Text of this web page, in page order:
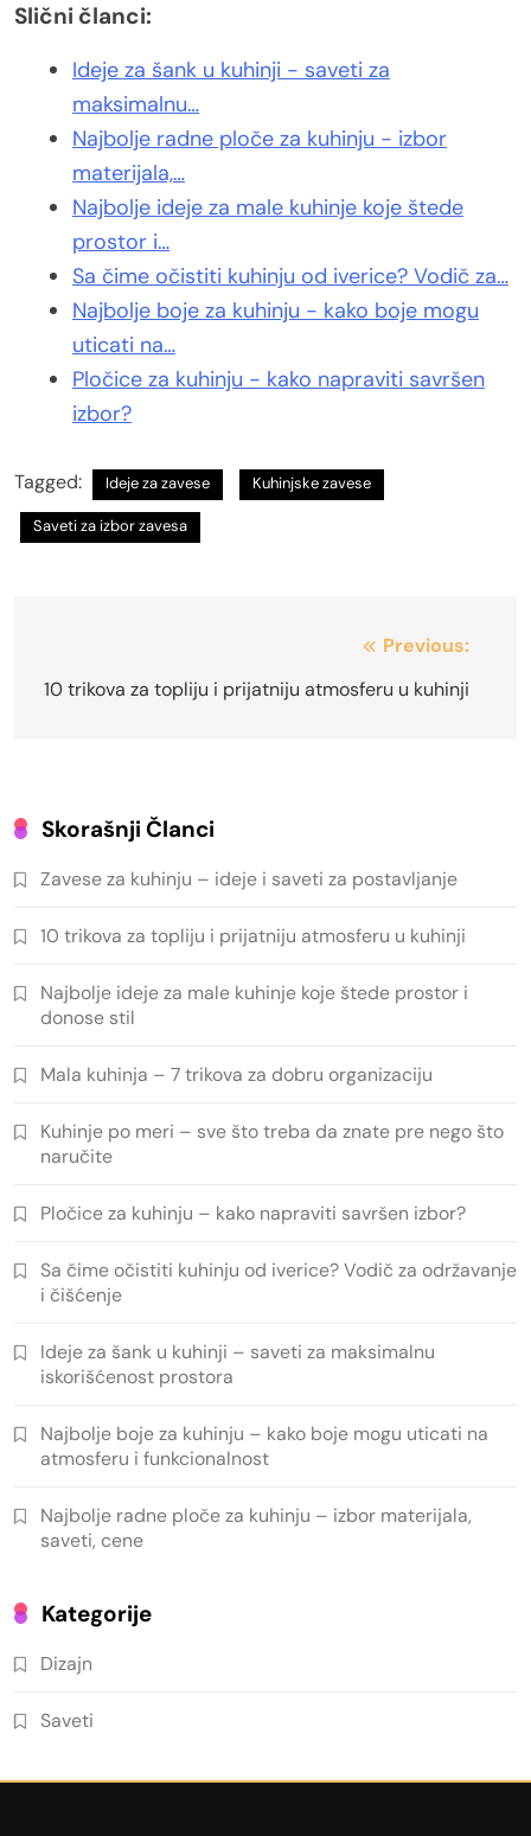
Slični članci:
Ideje za šank u kuhinji - saveti za
maksimalnu…
Najbolje radne ploče za kuhinju - izbor
materijala,…
Najbolje ideje za male kuhinje koje štede
prostor i…
Sa čime očistiti kuhinju od iverice? Vodič za…
Najbolje boje za kuhinju - kako boje mogu
uticati na…
Pločice za kuhinju - kako napraviti savršen
izbor?
Tagged: Ideje za zavese Kuhinjske zavese
Saveti za izbor zavesa
članka
Previous:
10 trikova za topliju i prijatniju atmosferu u kuhinji
Skorašnji Članci
Zavese za kuhinju – ideje i saveti za postavljanje
10 trikova za topliju i prijatniju atmosferu u kuhinji
Najbolje ideje za male kuhinje koje štede prostor i
donose stil
Mala kuhinja – 7 trikova za dobru organizaciju
Kuhinje po meri – sve što treba da znate pre nego što
naručite
Pločice za kuhinju – kako napraviti savršen izbor?
Sa čime očistiti kuhinju od iverice? Vodič za održavanje
i čišćenje
Ideje za šank u kuhinji – saveti za maksimalnu
iskorišćenost prostora
Najbolje boje za kuhinju – kako boje mogu uticati na
atmosferu i funkcionalnost
Najbolje radne ploče za kuhinju – izbor materijala,
saveti, cene
Kategorije
Dizajn
Saveti